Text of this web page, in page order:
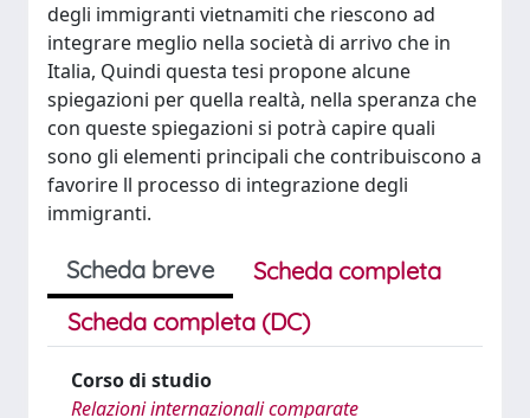
degli immigranti vietnamiti che riescono ad
integrare meglio nella società di arrivo che in
Italia, Quindi questa tesi propone alcune
spiegazioni per quella realtà, nella speranza che
con queste spiegazioni si potrà capire quali
sono gli elementi principali che contribuiscono a
favorire ll processo di integrazione degli
immigranti.
Scheda breve
Scheda completa
Scheda completa (DC)
Corso di studio
Relazioni internazionali comparate